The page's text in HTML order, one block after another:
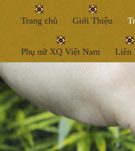
Trang chủ Giới Thiệu
Phụ nữ XQ Việt Nam Liên